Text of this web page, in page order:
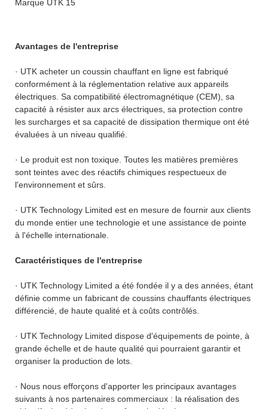
Avantages de l'entreprise
· UTK acheter un coussin chauffant en ligne est fabriqué
conformément à la réglementation relative aux appareils
électriques. Sa compatibilité électromagnétique (CEM), sa
capacité à résister aux arcs électriques, sa protection contre
les surcharges et sa capacité de dissipation thermique ont été
évaluées à un niveau qualifié.
· Le produit est non toxique. Toutes les matières premières
sont teintes avec des réactifs chimiques respectueux de
l'environnement et sûrs.
· UTK Technology Limited est en mesure de fournir aux clients
du monde entier une technologie et une assistance de pointe
à l'échelle internationale.
Caractéristiques de l'entreprise
· UTK Technology Limited a été fondée il y a des années, étant
définie comme un fabricant de coussins chauffants électriques
différencié, de haute qualité et à coûts contrôlés.
· UTK Technology Limited dispose d'équipements de pointe, à
grande échelle et de haute qualité qui pourraient garantir et
organiser la production de lots.
· Nous nous efforçons d'apporter les principaux avantages
suivants à nos partenaires commerciaux : la réalisation des